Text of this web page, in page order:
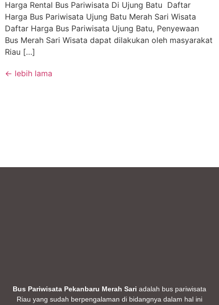
Harga Rental Bus Pariwisata Di Ujung Batu Daftar
Harga Bus Pariwisata Ujung Batu Merah Sari Wisata
Daftar Harga Bus Pariwisata Ujung Batu, Penyewaan
Bus Merah Sari Wisata dapat dilakukan oleh masyarakat
Riau […]
← lebih lama
Bus Pariwisata Pekanbaru Merah Sari adalah bus pariwisata
Riau yang sudah berpengalaman di bidangnya dalam hal ini